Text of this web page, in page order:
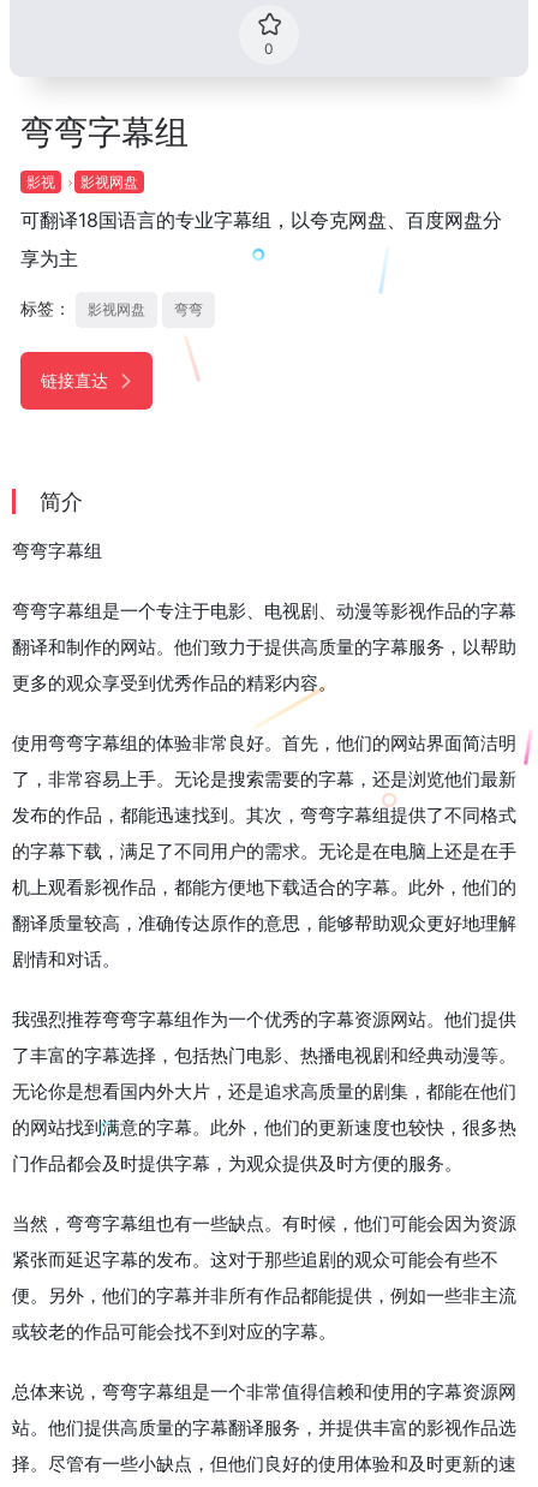
0
弯弯字幕组
影视 影视网盘
可翻译18国语言的专业字幕组，以夸克网盘、百度网盘分
享为主
标签： 影视网盘 弯弯
链接直达
简介
弯弯字幕组
弯弯字幕组是一个专注于电影、电视剧、动漫等影视作品的字幕
翻译和制作的网站。他们致力于提供高质量的字幕服务，以帮助
更多的观众享受到优秀作品的精彩内容。
使用弯弯字幕组的体验非常良好。首先，他们的网站界面简洁明
了，非常容易上手。无论是搜索需要的字幕，还是浏览他们最新
发布的作品，都能迅速找到。其次，弯弯字幕组提供了不同格式
的字幕下载，满足了不同用户的需求。无论是在电脑上还是在手
机上观看影视作品，都能方便地下载适合的字幕。此外，他们的
翻译质量较高，准确传达原作的意思，能够帮助观众更好地理解
剧情和对话。
我强烈推荐弯弯字幕组作为一个优秀的字幕资源网站。他们提供
了丰富的字幕选择，包括热门电影、热播电视剧和经典动漫等。
无论你是想看国内外大片，还是追求高质量的剧集，都能在他们
的网站找到满意的字幕。此外，他们的更新速度也较快，很多热
门作品都会及时提供字幕，为观众提供及时方便的服务。
当然，弯弯字幕组也有一些缺点。有时候，他们可能会因为资源
紧张而延迟字幕的发布。这对于那些追剧的观众可能会有些不
便。另外，他们的字幕并非所有作品都能提供，例如一些非主流
或较老的作品可能会找不到对应的字幕。
总体来说，弯弯字幕组是一个非常值得信赖和使用的字幕资源网
站。他们提供高质量的字幕翻译服务，并提供丰富的影视作品选
择。尽管有一些小缺点，但他们良好的使用体验和及时更新的速